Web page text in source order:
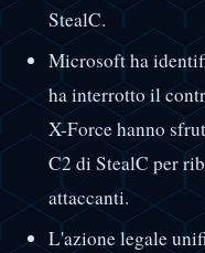
StealC.
Microsoft ha
ha interrotto il
X-Force hanno
C2 di StealC per
attaccanti.
L'azione legale